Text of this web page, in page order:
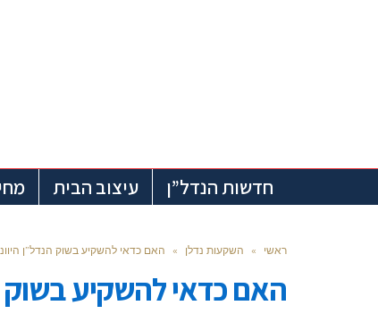
חדשות הנדל”ן עיצוב הבית
ראשי » השקעות נדלן » האם כדאי להשקיע בשוק הנדל”ן
האם כדאי להשקיע בשוק